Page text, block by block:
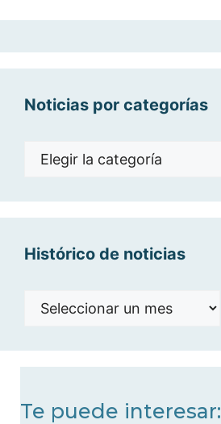
Noticias por categorías
Noticias
Histórico de noticias
Histórico
Te puede interesar: